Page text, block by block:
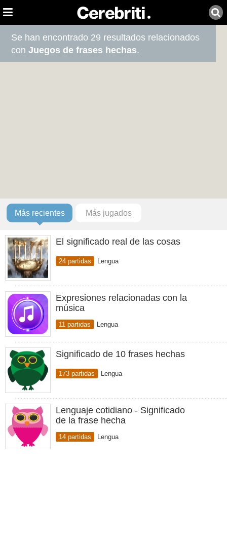
Se han encontrado 29 resultados relacionados
conJuegos de frases hechas.
Más recientes Más jugados
El significado real de las cosas
24 partidas Lengua
Expresiones relacionadas con la
música
11 partidas Lengua
Significado de 10 frases hechas
173 partidas Lengua
Lenguaje cotidiano - Significado
de la frase hecha
14 partidas Lengua